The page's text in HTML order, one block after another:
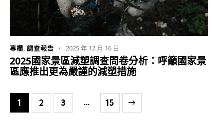
專欄 ,調查報告 2025 年 12 月 16 日
2025國家景區減塑調查問卷分析：呼籲國家景
區應推出更為嚴謹的減塑措施
1 2 3 ... 15
>